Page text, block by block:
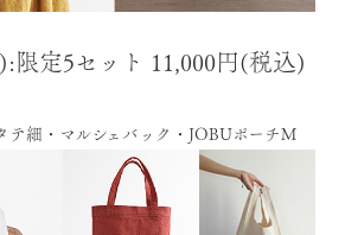
定5セット 11,000円(税込)
テ細・マルシェバック・JOBUポーチM